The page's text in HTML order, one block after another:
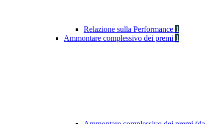
Relazione sulla Performance 1
Ammontare complessivo dei premi 1